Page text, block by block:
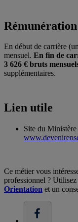
Rémunération
En début de carrière
mensuel. En fin de
3 626 € bruts
supplémentaires.
Lien utile
Site du
Ce métier vous
professionnel ? Utilisez
Orientation et un